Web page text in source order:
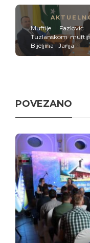
Muftije
Tuzlanskom
Bijeljina i Janja
POVEZANO